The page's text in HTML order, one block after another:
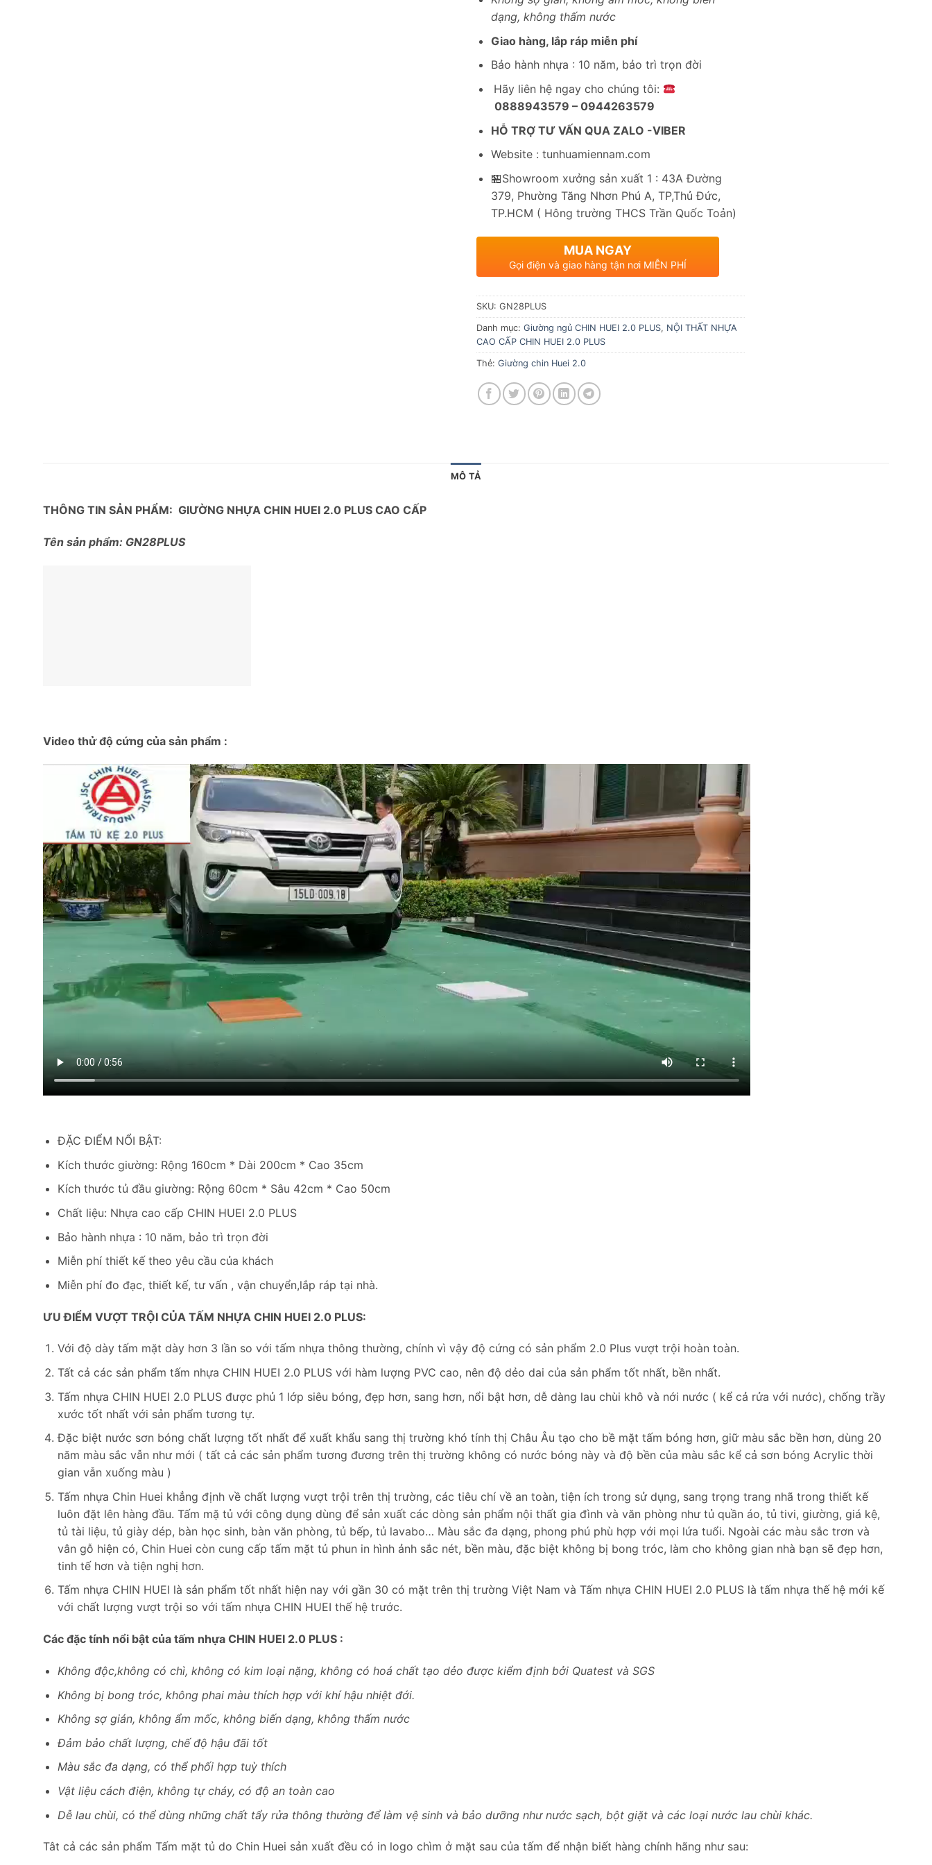
dạng, không thấm nước
Giao hàng, lắp ráp miễn phí
Bảo hành nhựa : 10 năm, bảo trì trọn đời
Hãy liên hệ ngay cho chúng tôi:
0888943579 – 0944263579
HỖ TRỢ TƯ VẤN QUA ZALO -VIBER
Website : tunhuamiennam.com
🏪Showroom xưởng sản xuất 1 : 43A Đường
379, Phường Tăng Nhơn Phú A, TP,Thủ Đức,
TP.HCM ( Hông trường THCS Trần Quốc Toản)
MUA NGAY
Gọi điện và giao hàng tận nơi MIỄN PHÍ
SKU: GN28PLUS
Danh mục: Giường ngủ CHIN HUEI 2.0 PLUS, NỘI THẤT NHỰA
CAO CẤP CHIN HUEI 2.0 PLUS
Thẻ: Giường chin Huei 2.0
MÔ TẢ
THÔNG TIN SẢN PHẨM: GIƯỜNG NHỰA CHIN HUEI 2.0 PLUS CAO CẤP
Tên sản phẩm: GN28PLUS
Video thử độ cứng của sản phẩm :
ĐẶC ĐIỂM NỔI BẬT:
Kích thước giường: Rộng 160cm * Dài 200cm * Cao 35cm
Kích thước tủ đầu giường: Rộng 60cm * Sâu 42cm * Cao 50cm
Chất liệu: Nhựa cao cấp CHIN HUEI 2.0 PLUS
Bảo hành nhựa : 10 năm, bảo trì trọn đời
Miễn phí thiết kế theo yêu cầu của khách
Miễn phí đo đạc, thiết kế, tư vấn , vận chuyển,lắp ráp tại nhà.
ƯU ĐIỂM VƯỢT TRỘI CỦA TẤM NHỰA CHIN HUEI 2.0 PLUS:
Với độ dày tấm mặt dày hơn 3 lần so với tấm nhựa thông thường, chính vì vậy độ cứng có sản phẩm 2.0 Plus vượt trội hoàn toàn.
Tất cả các sản phẩm tấm nhựa CHIN HUEI 2.0 PLUS với hàm lượng PVC cao, nên độ dẻo dai của sản phẩm tốt nhất, bền nhất.
Tấm nhựa CHIN HUEI 2.0 PLUS được phủ 1 lớp siêu bóng, đẹp hơn, sang hơn, nổi bật hơn, dễ dàng lau chùi khô và nới nước ( kể cả rửa với nước), chống trầy
xước tốt nhất với sản phẩm tương tự.
Đặc biệt nước sơn bóng chất lượng tốt nhất để xuất khẩu sang thị trường khó tính thị Châu Âu tạo cho bề mặt tấm bóng hơn, giữ màu sắc bền hơn, dùng 20
năm màu sắc vẫn như mới ( tất cả các sản phẩm tương đương trên thị trường không có nước bóng này và độ bền của màu sắc kể cả sơn bóng Acrylic thời
gian vẫn xuống màu )
Tấm nhựa Chin Huei khẳng định về chất lượng vượt trội trên thị trường, các tiêu chí về an toàn, tiện ích trong sử dụng, sang trọng trang nhã trong thiết kế
luôn đặt lên hàng đầu. Tấm mặ tủ với công dụng dùng để sản xuất các dòng sản phẩm nội thất gia đình và văn phòng như tủ quần áo, tủ tivi, giường, giá kệ,
tủ tài liệu, tủ giày dép, bàn học sinh, bàn văn phòng, tủ bếp, tủ lavabo… Màu sắc đa dạng, phong phú phù hợp với mọi lứa tuổi. Ngoài các màu sắc trơn và
vân gỗ hiện có, Chin Huei còn cung cấp tấm mặt tủ phun in hình ảnh sắc nét, bền màu, đặc biệt không bị bong tróc, làm cho không gian nhà bạn sẽ đẹp hơn,
tinh tế hơn và tiện nghị hơn.
Tấm nhựa CHIN HUEI là sản phẩm tốt nhất hiện nay với gần 30 có mặt trên thị trường Việt Nam và Tấm nhựa CHIN HUEI 2.0 PLUS là tấm nhựa thế hệ mới kế
với chất lượng vượt trội so với tấm nhựa CHIN HUEI thế hệ trước.
Các đặc tính nổi bật của tấm nhựa CHIN HUEI 2.0 PLUS :
Không độc,không có chì, không có kim loại nặng, không có hoá chất tạo dẻo được kiểm định bởi Quatest và SGS
Không bị bong tróc, không phai màu thích hợp với khí hậu nhiệt đới.
Không sợ gián, không ẩm mốc, không biến dạng, không thấm nước
Đảm bảo chất lượng, chế độ hậu đãi tốt
Màu sắc đa dạng, có thể phối hợp tuỳ thích
Vật liệu cách điện, không tự cháy, có độ an toàn cao
Dễ lau chùi, có thể dùng những chất tẩy rửa thông thường để làm vệ sinh và bảo dưỡng như nước sạch, bột giặt và các loại nước lau chùi khác.
Tât cả các sản phẩm Tấm mặt tủ do Chin Huei sản xuất đều có in logo chìm ở mặt sau của tấm để nhận biết hàng chính hãng như sau: